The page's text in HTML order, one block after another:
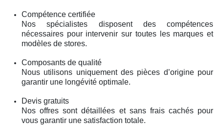
Compétence certifiée
Nos spécialistes disposent des compétences
nécessaires pour intervenir sur toutes les marques et
modèles de stores.
Composants de qualité
Nous utilisons uniquement des pièces d’origine pour
garantir une longévité optimale.
Devis gratuits
Nos offres sont détaillées et sans frais cachés pour
vous garantir une satisfaction totale.